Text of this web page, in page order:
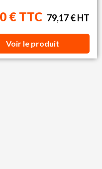
€ TTC 79,17 € HT
Voir le produit